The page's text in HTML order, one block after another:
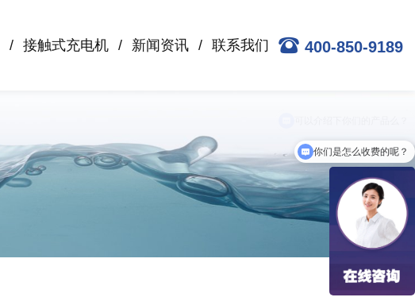
400-850-9189
接触式充电机 新闻资讯 联系我们
你们是怎么收费的呢？